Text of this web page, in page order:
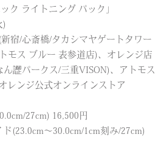
ク ライトニング パック」
)
宿/心斎橋/タカシマヤゲートタワー
モス ブルー 表参道店)、オレンジ店
䜀パークス/三重VISON)、アトモス
レンジ公式オンラインストア
27cm) 16,500円
(23.0cm～30.0cm/1cm刻み/27cm)